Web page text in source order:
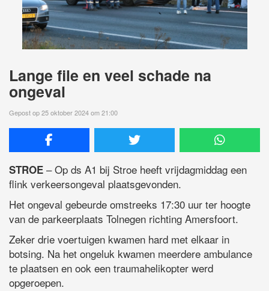
Lange file en veel schade na
ongeval
Gepost op 25 oktober 2024 om 21:00
STROE – Op ds A1 bij Stroe heeft vrijdagmiddag een
flink verkeersongeval plaatsgevonden.
Het ongeval gebeurde omstreeks 17:30 uur ter hoogte
van de parkeerplaats Tolnegen richting Amersfoort.
Zeker drie voertuigen kwamen hard met elkaar in
botsing. Na het ongeluk kwamen meerdere ambulance
te plaatsen en ook een traumahelikopter werd
opgeroepen.